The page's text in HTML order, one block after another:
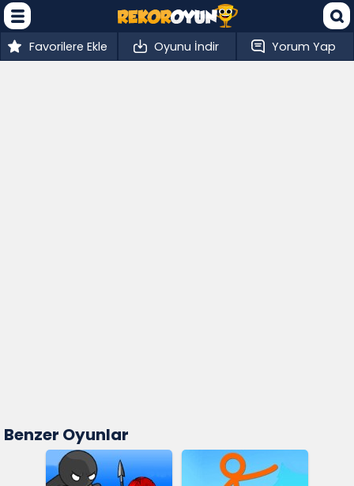
Favorilere Ekle Oyunu İndir Yorum Yap
Benzer Oyunlar